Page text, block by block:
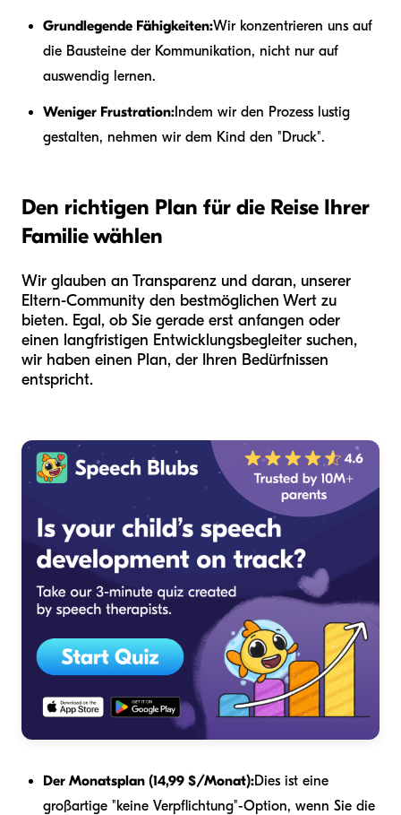
Grundlegende Fähigkeiten:Wir konzentrieren uns auf
die Bausteine der Kommunikation, nicht nur auf
auswendig lernen.
Weniger Frustration: Indem wir den Prozess lustig
gestalten, nehmen wir dem Kind den "Druck".
Den richtigen Plan für die Reise Ihrer
Familie wählen
Wir glauben an Transparenz und daran, unserer
Eltern-Community den bestmöglichen Wert zu
bieten. Egal, ob Sie gerade erst anfangen oder
einen langfristigen Entwicklungsbegleiter suchen,
wir haben einen Plan, der Ihren Bedürfnissen
entspricht.
Der Monatsplan (14,99 $/Monat):Dies ist eine
großartige "keine Verpflichtung"-Option, wenn Sie die